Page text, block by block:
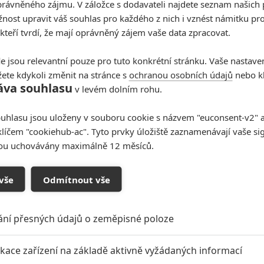
Ciarán
Hinds
Herec
Naomie
Harris
Herec
další aktéry filmu
Vstoupit do
klasické kriminálky ohlásila
zájmu. V záložce s dodavateli najdete seznam našich
upravit váš souhlas pro každého z nich i vznést námitku
tvrdí, že mají oprávněný zájem vaše data zpracovat.
jsou relevantní pouze pro tuto konkrétní stránku. Vaše
kdykoli změnit na stránce s ochranou osobních údajů nebo
souhlasu v levém dolním rohu.
jsou uloženy v souboru cookie s názvem "euconsent-v2"
"cookiehub-ac". Tyto prvky úložiště zaznamenávají vaše
uchovávány maximálně 12 měsíců.
Odmítnout vše
přesných údajů o zeměpisné poloze
zařízení na základě aktivně vyžádaných informací